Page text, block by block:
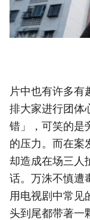
片中也有许多有
排大家进行团体
错」，可笑的是
的压力。而在案
却造成在场三人
话。万洙不慎遭
用电视剧中常见
头到尾都带著一